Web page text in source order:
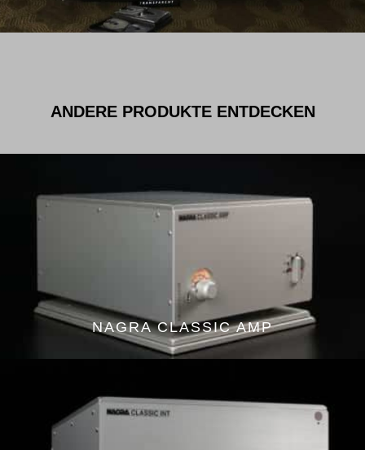
ANDERE PRODUKTE ENTDECKEN
NAGRA CLASSIC AMP